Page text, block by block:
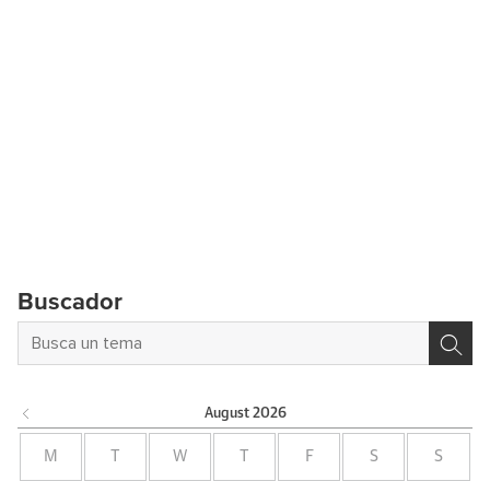
Buscador
August 2026
M W F S S